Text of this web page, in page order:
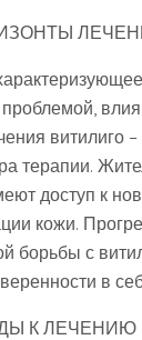
проблемой,
витилиго
терапии.
доступ к
кожи.
борьбы с
в
К ЛЕЧЕНИЮ